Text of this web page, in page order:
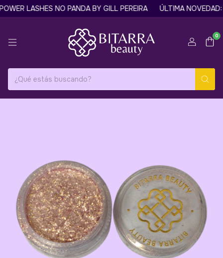
LASHES NO PANDA BY GILL PEREIRA ÚLTIMA NOVEDAD:
0